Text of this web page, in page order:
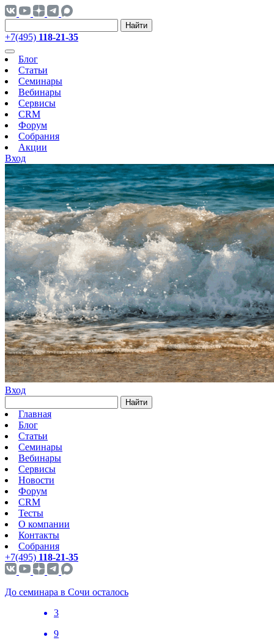
Найти
+7(495) 118-21-35
Блог
Статьи
Семинары
Вебинары
Сервисы
CRM
Форум
Собрания
Акции
Вход
Вход
Найти
Главная
Блог
Статьи
Семинары
Вебинары
Сервисы
Новости
Форум
CRM
Тесты
О компании
Контакты
Собрания
+7(495) 118-21-35
До семинара в Сочи осталось
3
9